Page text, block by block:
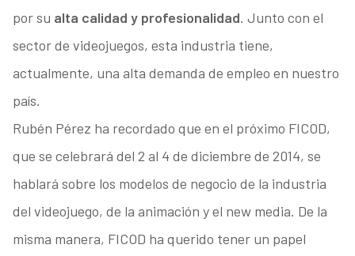
por su alta calidad y profesionalidad. Junto con el
sector de videojuegos, esta industria tiene,
actualmente, una alta demanda de empleo en nuestro
país.
Rubén Pérez ha recordado que en el próximo FICOD,
que se celebrará del 2 al 4 de diciembre de 2014, se
hablará sobre los modelos de negocio de la industria
del videojuego, de la animación y el new media. De la
misma manera, FICOD ha querido tener un papel